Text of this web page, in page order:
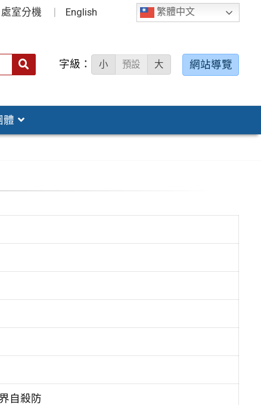
繁體中文
處室分機 English
字級： 小 預設 大 網站導覽
體
自殺防